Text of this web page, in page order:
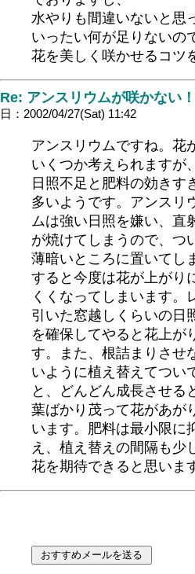
水やりも間違いないと思
いったい何が足りないの
花を美しく咲かせるコツ
Re: アンスリウムが咲かない！
日：2002/04/27(Sat) 11:42
アンスリウムですね。花
いくつか考えられますが、
日照不足と肥料の効きす
多いようです。アンスリ
ムは強い日照を嫌い、直
が焼けてしまうので、つ
薄暗いところに置いてし
すると今度は花が上がり
くくなってしまいます。
引いた窓越しくらいの日
を確保してやると花上が
す。また、根詰まりさせ
いように植え替えてつい
と、どんどん成長させる
葉ばかり茂って花があが
います。肥料は最小限に
え、植え替えの間隔も少
花を期待できると思いま